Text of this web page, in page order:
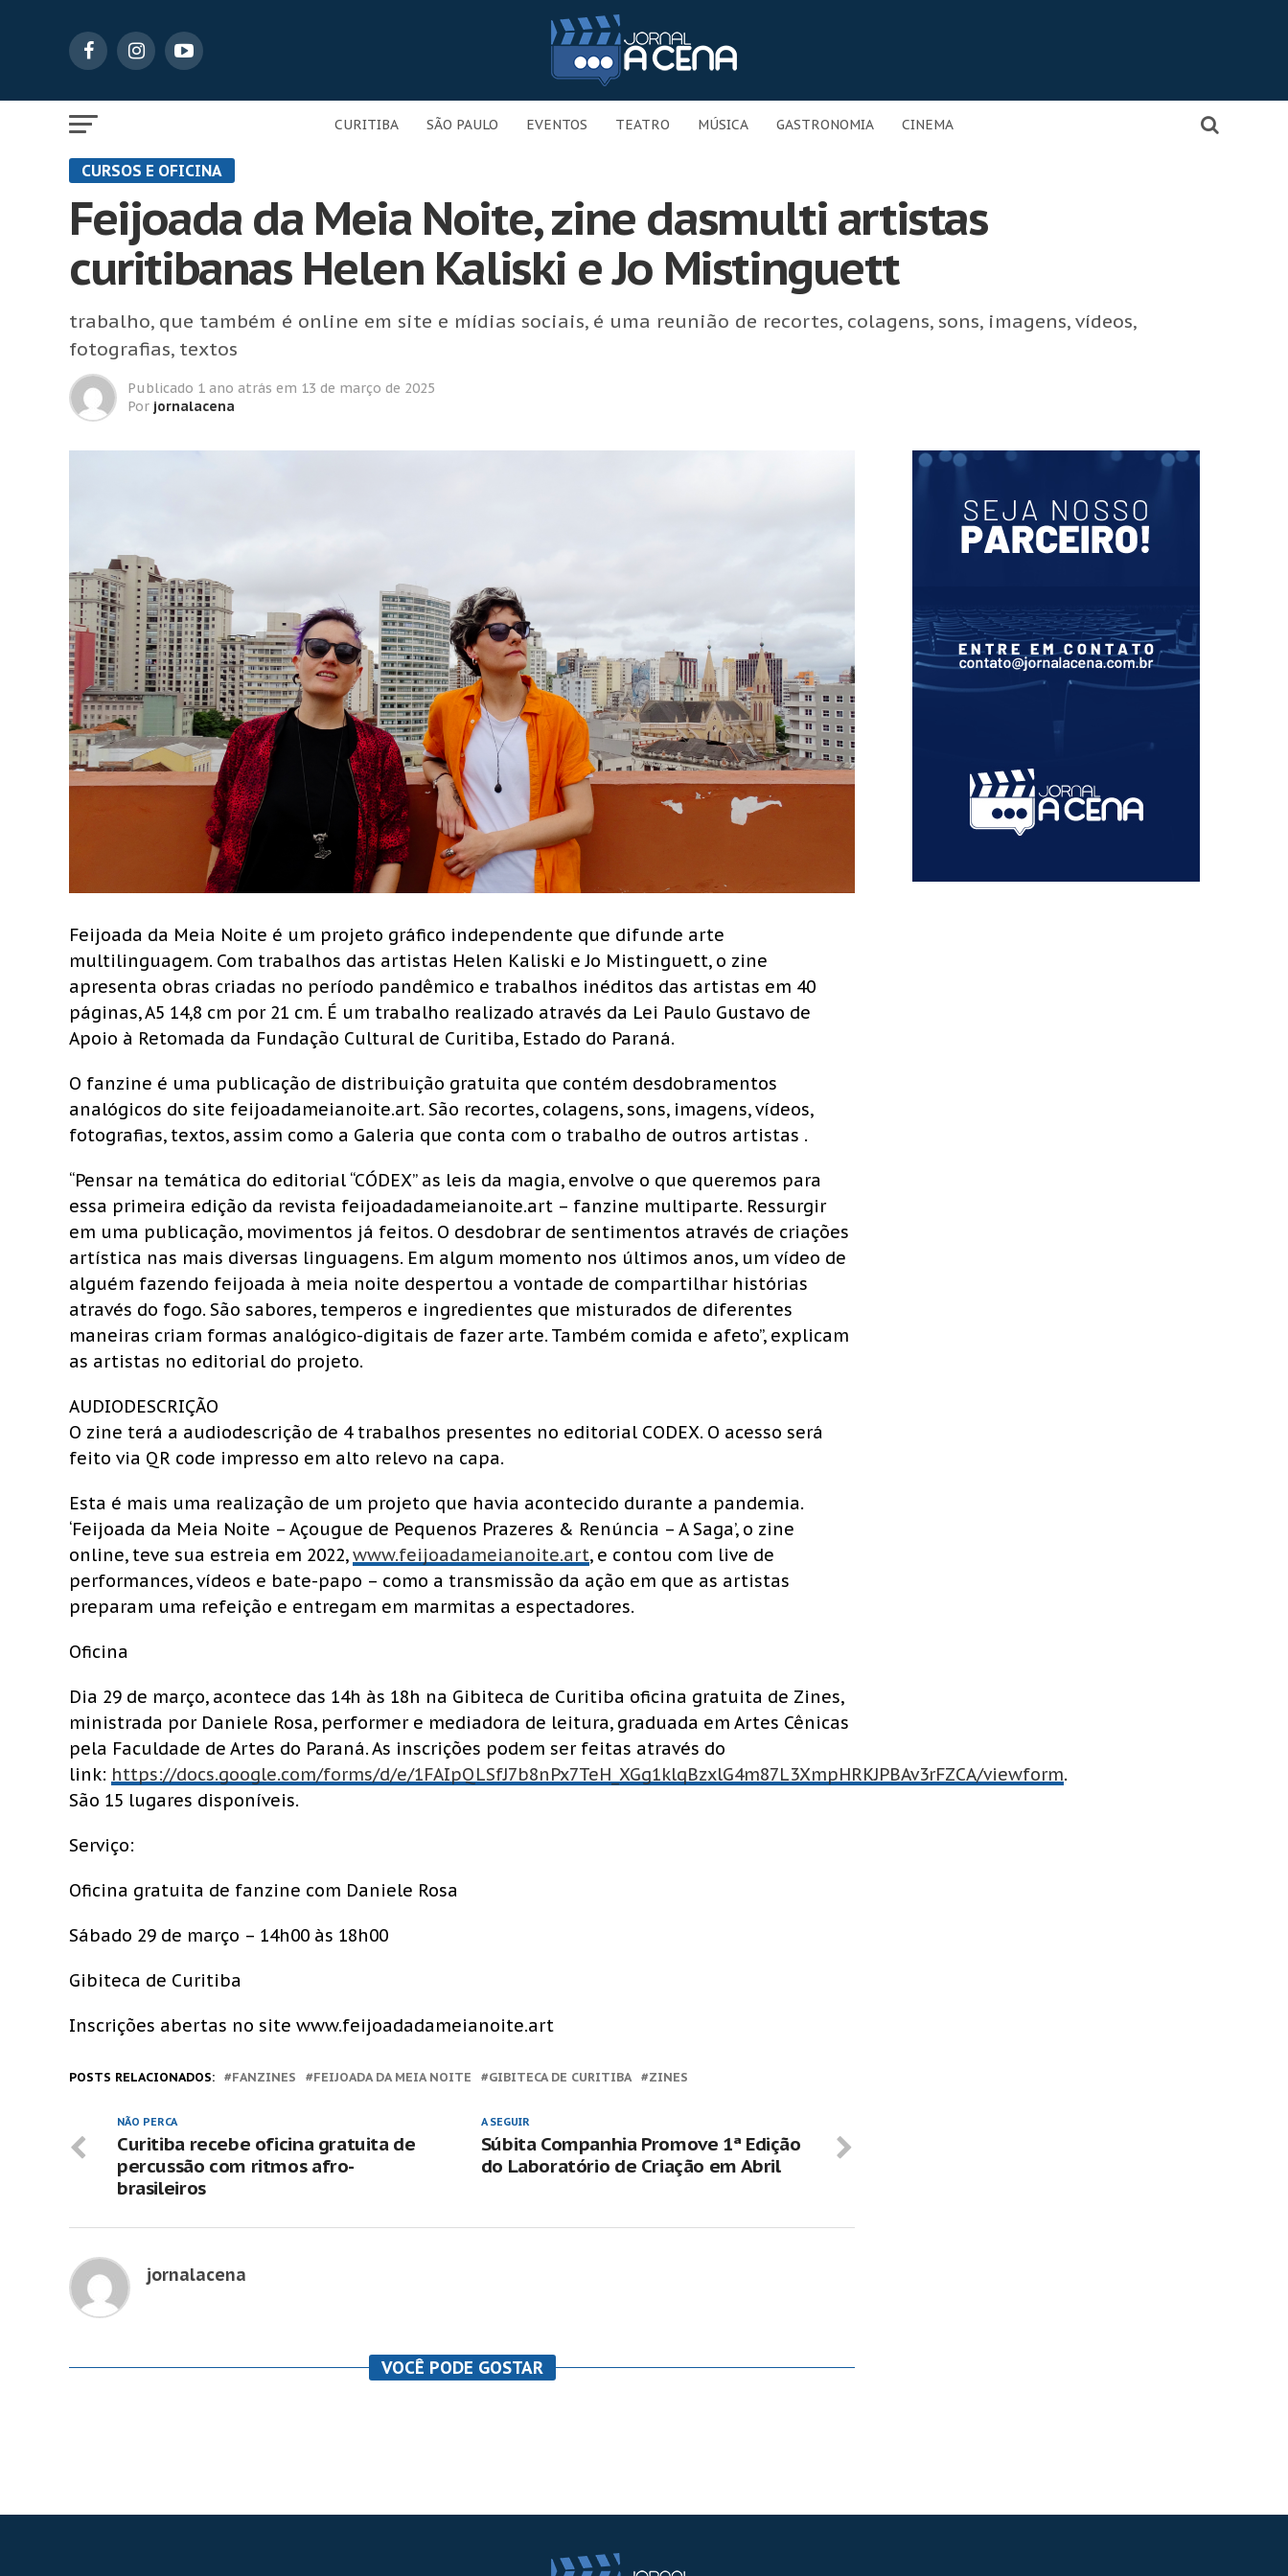
CURITIBA SÃO PAULO EVENTOS TEATRO MÚSICA GASTRONOMIA CINEMA
CURSOS E OFICINA
Feijoada da Meia Noite, zine dasmulti artistas
curitibanas Helen Kaliski e Jo Mistinguett
trabalho, que também é online em site e mídias sociais, é uma reunião de recortes, colagens, sons, imagens, vídeos,
fotografias, textos
Publicado 1 ano atrás em 13 de março de 2025
Por jornalacena
Feijoada da Meia Noite é um projeto gráfico independente que difunde arte
multilinguagem. Com trabalhos das artistas Helen Kaliski e Jo Mistinguett, o zine
apresenta obras criadas no período pandêmico e trabalhos inéditos das artistas em 40
páginas, A5 14,8 cm por 21 cm. É um trabalho realizado através da Lei Paulo Gustavo de
Apoio à Retomada da Fundação Cultural de Curitiba, Estado do Paraná.
O fanzine é uma publicação de distribuição gratuita que contém desdobramentos
analógicos do site feijoadameianoite.art. São recortes, colagens, sons, imagens, vídeos,
fotografias, textos, assim como a Galeria que conta com o trabalho de outros artistas .
“Pensar na temática do editorial “CÓDEX” as leis da magia, envolve o que queremos para
essa primeira edição da revista feijoadadameianoite.art – fanzine multiparte. Ressurgir
em uma publicação, movimentos já feitos. O desdobrar de sentimentos através de criações
artística nas mais diversas linguagens. Em algum momento nos últimos anos, um vídeo de
alguém fazendo feijoada à meia noite despertou a vontade de compartilhar histórias
através do fogo. São sabores, temperos e ingredientes que misturados de diferentes
maneiras criam formas analógico-digitais de fazer arte. Também comida e afeto”, explicam
as artistas no editorial do projeto.
AUDIODESCRIÇÃO
O zine terá a audiodescrição de 4 trabalhos presentes no editorial CODEX. O acesso será
feito via QR code impresso em alto relevo na capa.
Esta é mais uma realização de um projeto que havia acontecido durante a pandemia.
‘Feijoada da Meia Noite – Açougue de Pequenos Prazeres & Renúncia – A Saga’, o zine
online, teve sua estreia em 2022,www.feijoadameianoite.art, e contou com live de
performances, vídeos e bate-papo – como a transmissão da ação em que as artistas
preparam uma refeição e entregam em marmitas a espectadores.
Oficina
Dia 29 de março, acontece das 14h às 18h na Gibiteca de Curitiba oficina gratuita de Zines,
ministrada por Daniele Rosa, performer e mediadora de leitura, graduada em Artes Cênicas
pela Faculdade de Artes do Paraná. As inscrições podem ser feitas através do
link: https://docs.google.com/forms/d/e/1FAIpQLSfJ7b8nPx7TeH_XGg1klqBzxlG4m87L3XmpHRKJPBAv3rFZCA/viewform.
São 15 lugares disponíveis.
Serviço:
Oficina gratuita de fanzine com Daniele Rosa
Sábado 29 de março – 14h00 às 18h00
Gibiteca de Curitiba
Inscrições abertas no site www.feijoadadameianoite.art
POSTS RELACIONADOS: FANZINES FEIJOADA DA MEIA NOITE GIBITECA DE CURITIBA ZINES
A SEGUIR
Súbita Companhia Promove 1ª Edição
do Laboratório de Criação em Abril
NÃO PERCA
Curitiba recebe oficina gratuita de
percussão com ritmos afro-
brasileiros
jornalacena
VOCÊ PODE GOSTAR